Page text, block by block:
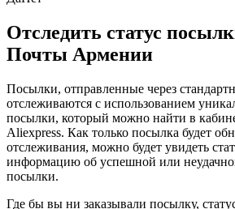
Отследить статус
Почты Армении
Посылки, отправленные через
отслеживаются с использованием
посылки, который можно найти в
Aliexpress. Как только посылка будет
отслеживания, можно будет увидеть
информацию об успешной или
посылки.
Где бы вы ни заказывали посылку,